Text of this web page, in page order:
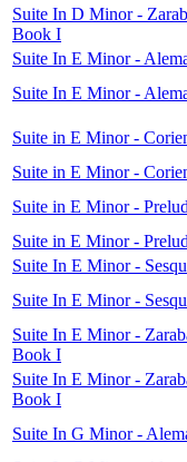
Suite In D Minor -
Book I
Suite In E Minor -
Suite In E Minor -
Suite in E Minor -
Suite in E Minor -
Suite in E Minor -
Suite in E Minor -
Suite In E Minor -
Suite In E Minor -
Suite In E Minor -
Book I
Suite In E Minor -
Book I
Suite In G Minor -